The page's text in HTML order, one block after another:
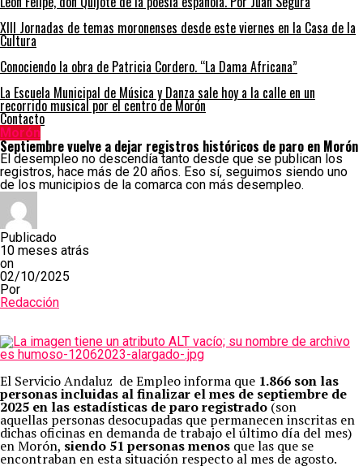
XIII Jornadas de temas moronenses desde este viernes en la Casa de la
Cultura
Conociendo la obra de Patricia Cordero. “La Dama Africana”
La Escuela Municipal de Música y Danza sale hoy a la calle en un
recorrido musical por el centro de Morón
Contacto
Morón
Septiembre vuelve a dejar registros históricos de paro en Morón
El desempleo no descendía tanto desde que se publican los
registros, hace más de 20 años. Eso sí, seguimos siendo uno
de los municipios de la comarca con más desempleo.
Publicado
10 meses atrás
on
02/10/2025
Por
Redacción
El Servicio Andaluz de Empleo informa que 1.866 son las
personas incluidas al finalizar el mes de septiembre de
2025 en las estadísticas de paro registrado(son
aquellas personas desocupadas que permanecen inscritas en
dichas oficinas en demanda de trabajo el último día del mes)
en Morón, siendo 51 personas menos que las que se
encontraban en esta situación respecto al mes de agosto.